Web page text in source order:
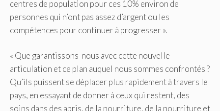
centres de population pour ces 10% environ de
personnes qui n’ont pas assez d’argent ou les
compétences pour continuer à progresser ».
« Que garantissons-nous avec cette nouvelle
articulation et ce plan auquel nous sommes confrontés ?
Qu’ils puissent se déplacer plus rapidement à travers le
pays, en essayant de donner à ceux qui restent, des
soins dans des abris, de la nourriture, de la nourriture et